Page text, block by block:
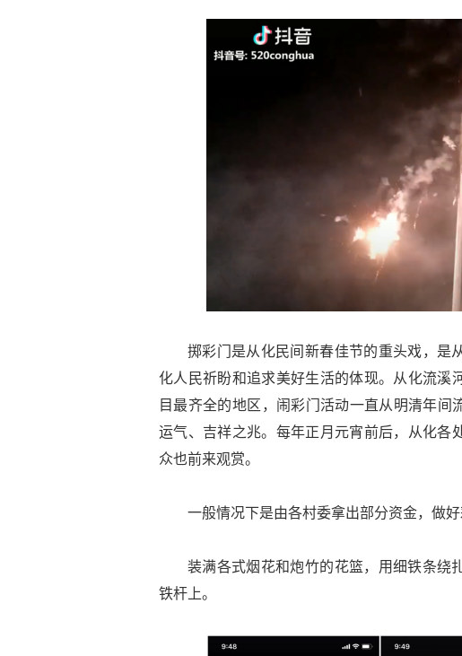
掷彩门是从化民间新春佳节的重头戏，是
化人民祈盼和追求美好生活的体现。从化流溪
目最齐全的地区，闹彩门活动一直从明清年间
运气、吉祥之兆。每年正月元宵前后，从化各
众也前来观赏。
一般情况下是由各村委拿出部分资金，做
装满各式烟花和炮竹的花篮，用细铁条绕
铁杆上。